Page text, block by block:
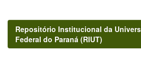
Repositório Institucional da
Federal do Paraná (RIUT)